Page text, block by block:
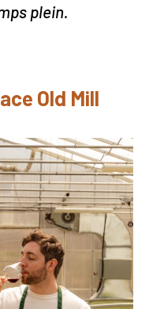
plein.
Old Mill